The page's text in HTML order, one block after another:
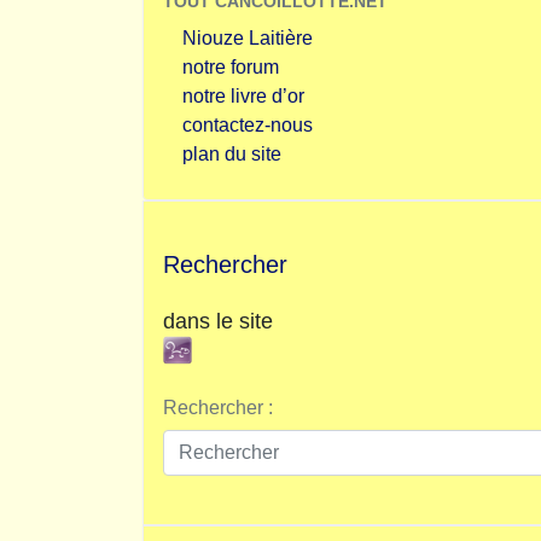
Niouze Laitière
notre forum
notre livre d’or
contactez-nous
plan du site
Rechercher
dans le site
Rechercher :